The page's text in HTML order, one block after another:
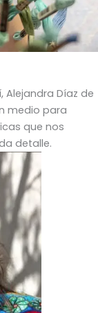
Alejandra Díaz de
medio para
que nos
detalle.